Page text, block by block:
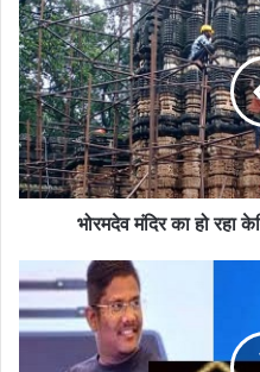
मंदिर
का
हो
रहा
केमिकल
ट्रीटमेंट
एवं
सुदृढ़ीकरण
भोरमदेव मंदिर का हो
के
नाम